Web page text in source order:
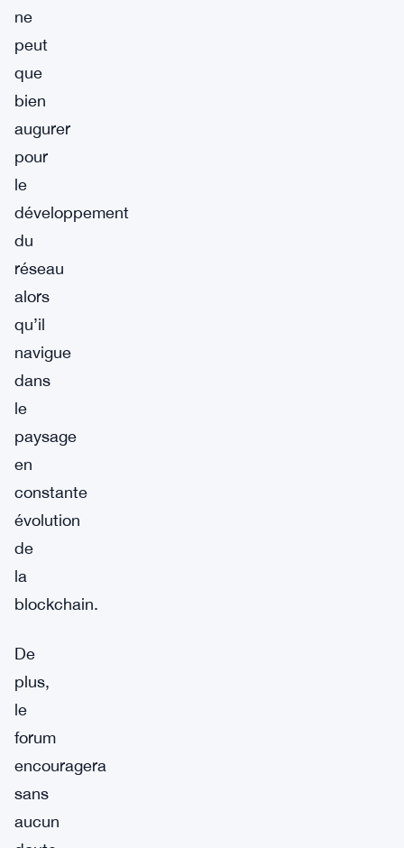
ne
peut
que
bien
augurer
pour
le
développement
du
réseau
alors
qu’il
navigue
dans
le
paysage
en
constante
évolution
de
la
blockchain.
De
plus,
le
forum
encouragera
sans
aucun